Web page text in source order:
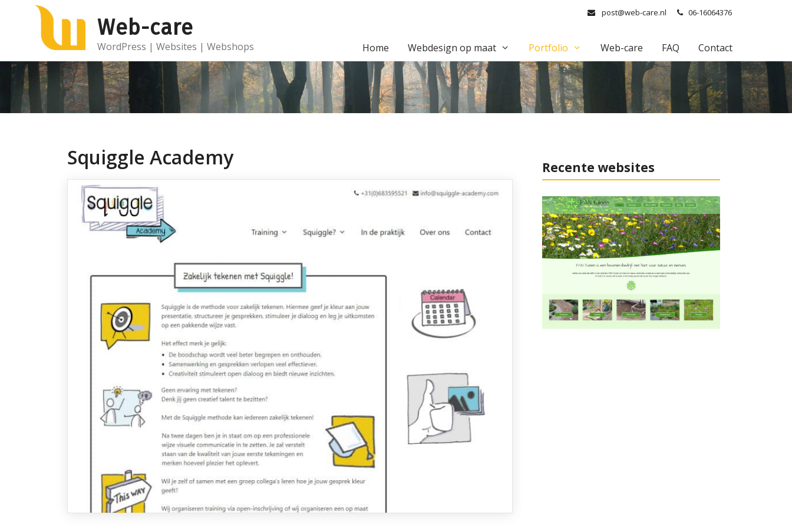
post@web-care.nl 06-16064376
Web-care
WordPress | Websites | Webshops Home Webdesign op maat Portfolio Web-care FAQ Contact
Squiggle Academy Recente websites